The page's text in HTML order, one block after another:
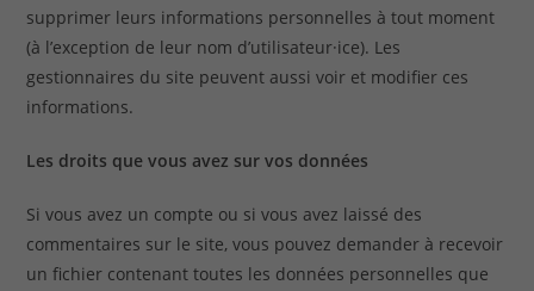
supprimer leurs informations personnelles à tout moment
(à l’exception de leur nom d’utilisateur·ice). Les
gestionnaires du site peuvent aussi voir et modifier ces
informations.
Les droits que vous avez sur vos données
Si vous avez un compte ou si vous avez laissé des
commentaires sur le site, vous pouvez demander à recevoir
un fichier contenant toutes les données personnelles que